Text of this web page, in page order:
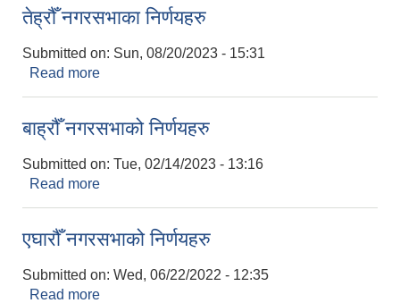
तेह्रौँ नगरसभाका निर्णयहरु
Submitted on: Sun, 08/20/2023 - 15:31
Read more
बाह्रौँ नगरसभाको निर्णयहरु
Submitted on: Tue, 02/14/2023 - 13:16
Read more
एघारौँ नगरसभाको निर्णयहरु
Submitted on: Wed, 06/22/2022 - 12:35
Read more